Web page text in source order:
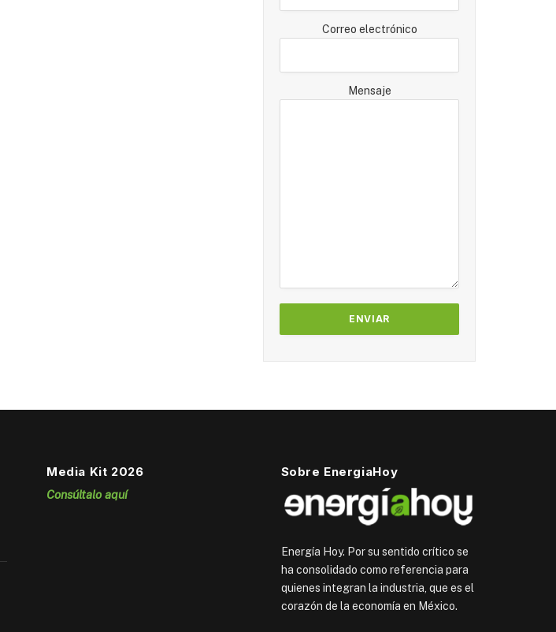
Correo electrónico
Mensaje
Media Kit 2026
Consúltalo aquí
Sobre EnergiaHoy
Energía Hoy. Por su sentido crítico se
ha consolidado como referencia para
quienes integran la industria, que es el
corazón de la economía en México.